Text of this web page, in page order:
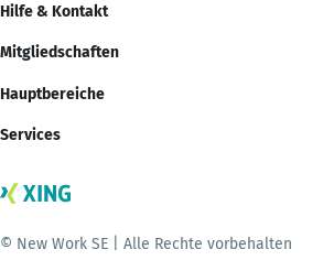
Hilfe & Kontakt
Mitgliedschaften
Hauptbereiche
Services
© New Work SE | Alle Rechte vorbehalten